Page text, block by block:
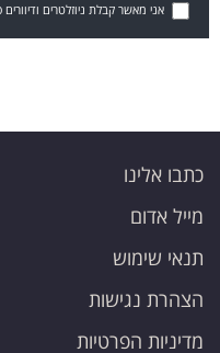
אני מאשר קבלת ניוזלטרים
כתבו אלינו
מייל אדום
תנאי שימוש
הצהרת נגישות
מדיניות הפרטיות